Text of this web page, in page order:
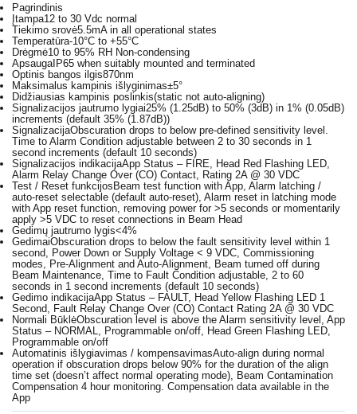
Pagrindinis
Įtampa12 to 30 Vdc normal
Tiekimo srovė5.5mA in all operational states
Temperatūra-10°C to +55°C
Drėgmė10 to 95% RH Non-condensing
ApsaugaIP65 when suitably mounted and terminated
Optinis bangos ilgis870nm
Maksimalus kampinis išlyginimas±5°
Didžiausias kampinis poslinkis(static not auto-aligning)
Signalizacijos jautrumo lygiai25% (1.25dB) to 50% (3dB) in 1% (0.05dB)
increments (default 35% (1.87dB))
SignalizacijaObscuration drops to below pre-defined sensitivity level.
Time to Alarm Condition adjustable between 2 to 30 seconds in 1
second increments (default 10 seconds)
Signalizacijos indikacijaApp Status – FIRE, Head Red Flashing LED,
Alarm Relay Change Over (CO) Contact, Rating 2A @ 30 VDC
Test / Reset funkcijosBeam test function with App, Alarm latching /
auto-reset selectable (default auto-reset), Alarm reset in latching mode
with App reset function, removing power for >5 seconds or momentarily
apply >5 VDC to reset connections in Beam Head
Gedimų jautrumo lygis<4%
GedimaiObscuration drops to below the fault sensitivity level within 1
second, Power Down or Supply Voltage < 9 VDC, Commissioning
modes, Pre-Alignment and Auto-Alignment, Beam turned off during
Beam Maintenance, Time to Fault Condition adjustable, 2 to 60
seconds in 1 second increments (default 10 seconds)
Gedimo indikacijaApp Status – FAULT, Head Yellow Flashing LED 1
Second, Fault Relay Change Over (CO) Contact Rating 2A @ 30 VDC
Normali BūklėObscuration level is above the Alarm sensitivity level, App
Status – NORMAL, Programmable on/off, Head Green Flashing LED,
Programmable on/off
Automatinis išlygiavimas / kompensavimasAuto-align during normal
operation if obscuration drops below 90% for the duration of the align
time set (doesn’t affect normal operating mode), Beam Contamination
Compensation 4 hour monitoring. Compensation data available in the
App